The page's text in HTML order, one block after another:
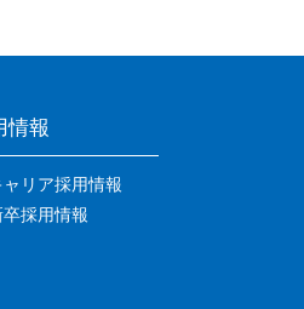
情報
ャリア採用情報
卒採用情報